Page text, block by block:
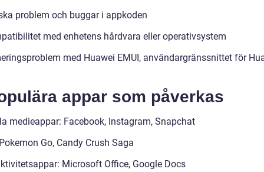
problem och buggar i appkoden
med enhetens hårdvara eller operativsystem
med Huawei EMUI, användargränssnittet för
appar som påverkas
medieappar: Facebook, Instagram, Snapchat
Go, Candy Crush Saga
Microsoft Office, Google Docs